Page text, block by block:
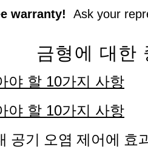
warranty!
Ask your
금형에 대한
야 할 10가지 사항
야 할 10가지 사항
공기 오염 제어에 효